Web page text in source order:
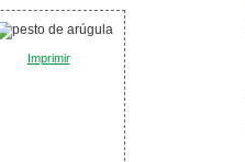
Imprimir